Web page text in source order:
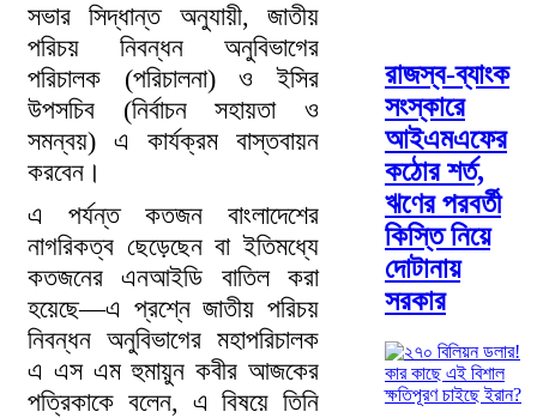
সভার সিদ্ধান্ত অনুযায়ী, জাতীয়
পরিচয় নিবন্ধন অনুবিভাগের
পরিচালক (পরিচালনা) ও ইসির
উপসচিব (নির্বাচন সহায়তা ও
সমন্বয়) এ কার্যক্রম বাস্তবায়ন
করবেন।
এ পর্যন্ত কতজন বাংলাদেশের
নাগরিকত্ব ছেড়েছেন বা ইতিমধ্যে
কতজনের এনআইডি বাতিল করা
হয়েছে—এ প্রশ্নে জাতীয় পরিচয়
নিবন্ধন অনুবিভাগের মহাপরিচালক
এ এস এম হুমায়ুন কবীর আজকের
পত্রিকাকে বলেন, এ বিষয়ে তিনি
রাজস্ব-ব্যাংক
সংস্কারে
আইএমএফের
কঠোর শর্ত,
ঋণের পরবর্তী
কিস্তি নিয়ে
দোটানায়
সরকার